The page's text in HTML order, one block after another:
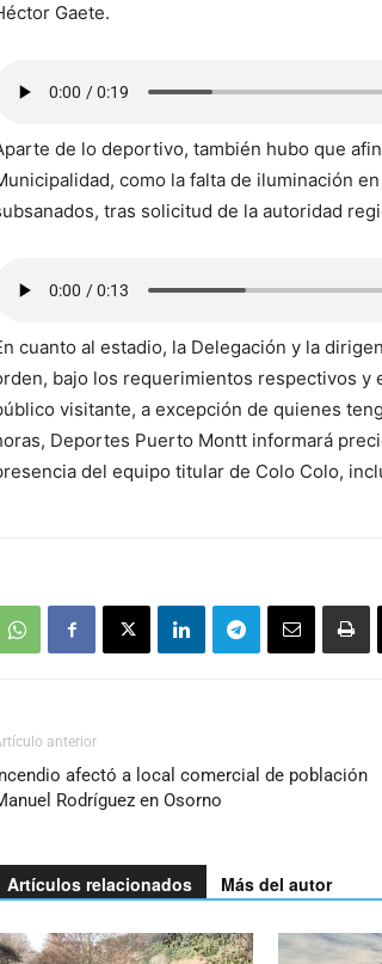
Gaete.
de lo deportivo, también hubo que
como la falta de iluminación
tras solicitud de la autoridad
cuanto al estadio, la Delegación y la
bajo los requerimientos respectivos y
visitante, a excepción de quienes
Deportes Puerto Montt informará
del equipo titular de Colo Colo,
anterior
afectó a local comercial de población
Rodríguez en Osorno
Artículos relacionados Más del autor